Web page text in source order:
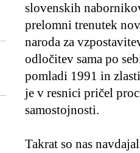
slovenskih
prelomni trenutek
naroda za
odločitev sama po
pomladi 1991 in
je v resnici pričel
samostojnosti.
Takrat so nas